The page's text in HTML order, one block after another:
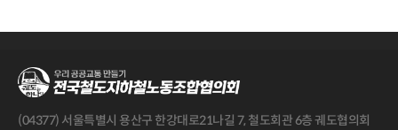
(04377) 서울특별시 용산구 한강대로21나길 7, 철도회관 6층 궤도협의회